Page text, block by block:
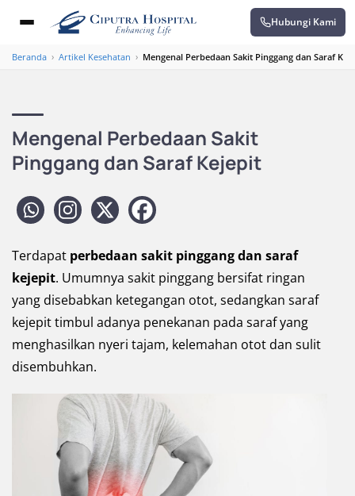
Hubungi Kami
Beranda › Artikel Kesehatan › Mengenal Perbedaan Sakit Pinggang dan Saraf
Mengenal Perbedaan Sakit
Pinggang dan Saraf Kejepit
Terdapat perbedaan sakit pinggang dan saraf
kejepit. Umumnya sakit pinggang bersifat ringan
yang disebabkan ketegangan otot, sedangkan saraf
kejepit timbul adanya penekanan pada saraf yang
menghasilkan nyeri tajam, kelemahan otot dan sulit
disembuhkan.